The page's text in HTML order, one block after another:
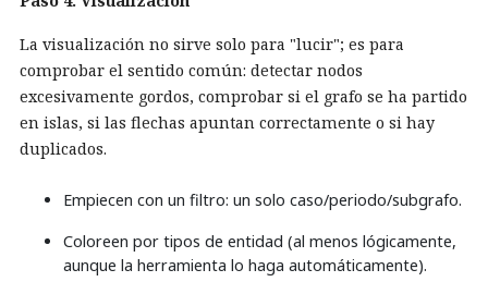
La visualización no sirve solo para "lucir"; es para
comprobar el sentido común: detectar nodos
excesivamente gordos, comprobar si el grafo se ha partido
en islas, si las flechas apuntan correctamente o si hay
duplicados.
Empiecen con un filtro: un solo caso/periodo/subgrafo.
Coloreen por tipos de entidad (al menos lógicamente,
aunque la herramienta lo haga automáticamente).